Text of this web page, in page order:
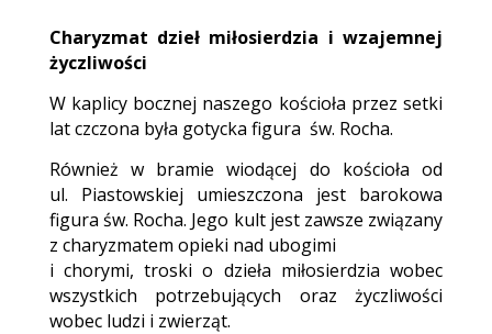
Charyzmat dzieł miłosierdzia i wzajemnej
życzliwości
W kaplicy bocznej naszego kościoła przez setki
lat czczona była gotycka figura św. Rocha.
Również w bramie wiodącej do kościoła od
ul. Piastowskiej umieszczona jest barokowa
figura św. Rocha. Jego kult jest zawsze związany
z charyzmatem opieki nad ubogimi
i chorymi, troski o dzieła miłosierdzia wobec
wszystkich potrzebujących oraz życzliwości
wobec ludzi i zwierząt.